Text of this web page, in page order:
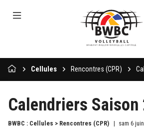
Cellules Rencontres (CPR)
Calendriers Saison
BWBC : Cellules > Rencontres (CPR) sam 6